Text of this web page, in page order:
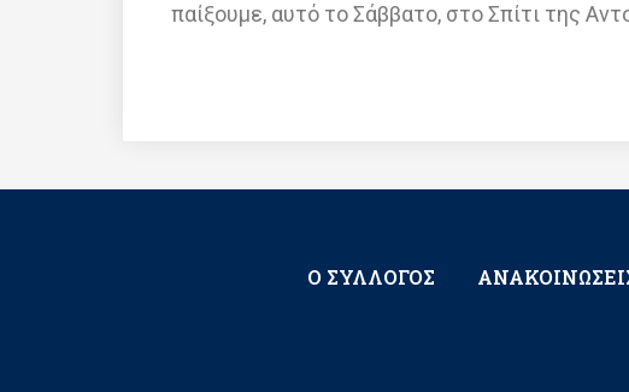
παίξουμε, αυτό το Σάββατο, στο Σπίτι της
Ο ΣΥΛΛΟΓΟΣ